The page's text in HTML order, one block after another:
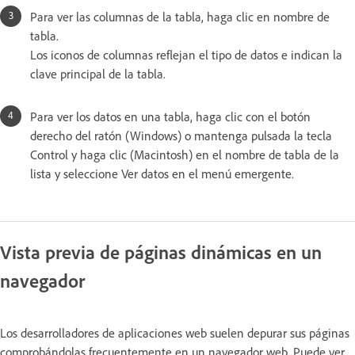
Para ver las columnas de la tabla, haga clic en nombre de
tabla.
Los iconos de columnas reflejan el tipo de datos e indican la
clave principal de la tabla.
Para ver los datos en una tabla, haga clic con el botón
derecho del ratón (Windows) o mantenga pulsada la tecla
Control y haga clic (Macintosh) en el nombre de tabla de la
lista y seleccione Ver datos en el menú emergente.
Vista previa de páginas dinámicas en un
navegador
Los desarrolladores de aplicaciones web suelen depurar sus páginas
comprobándolas frecuentemente en un navegador web. Puede ver